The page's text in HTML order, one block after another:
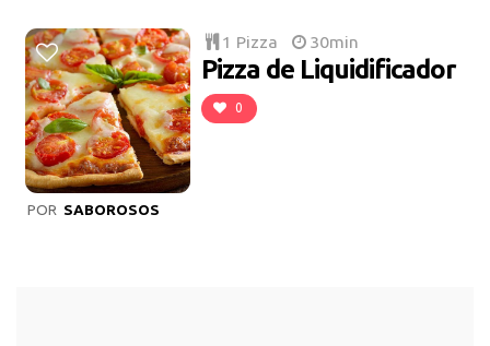
1 Pizza 30min
Pizza de Liquidificador
0
POR SABOROSOS